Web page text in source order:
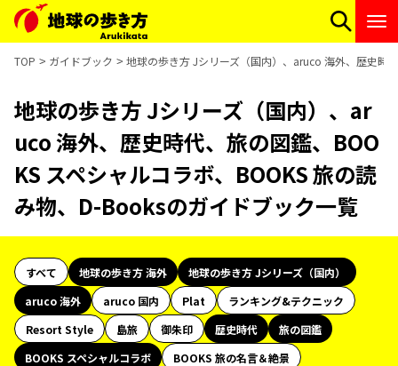
TOP ガイドブック 地球の歩き方 Jシリーズ（国内）、aruco 海外、歴史時
地球の歩き方 Jシリーズ（国内）、ar
uco 海外、歴史時代、旅の図鑑、BOO
KS スペシャルコラボ、BOOKS 旅の読
み物、D-Booksのガイドブック一覧
すべて 地球の歩き方 海外
地球の歩き方 Jシリーズ（国内）
aruco 海外
aruco 国内 Plat
ランキング&テクニック
Resort Style
島旅 御朱印 歴史時代
旅の図鑑
BOOKS スペシャルコラボ
BOOKS 旅の名言＆絶景